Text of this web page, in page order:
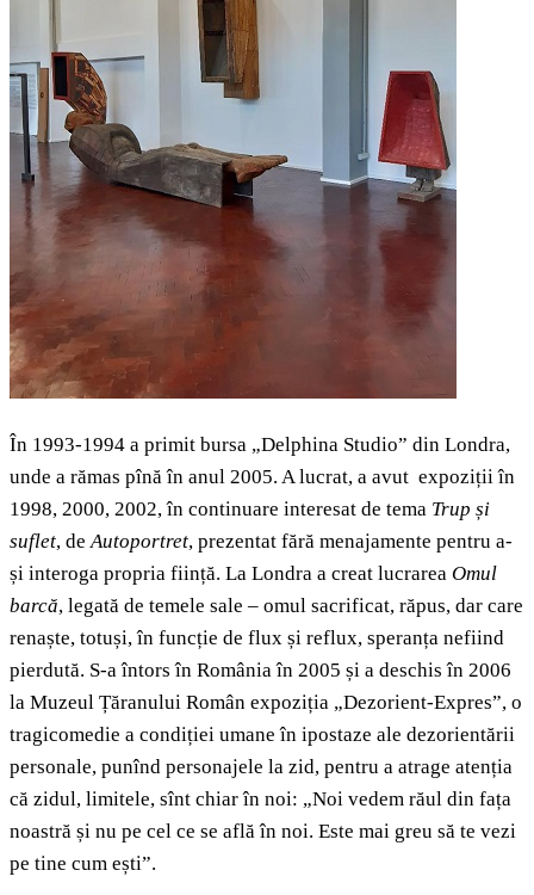
În 1993-1994 a primit bursa „Delphina Studio” din Londra,
unde a rămas pînă în anul 2005. A lucrat, a avut expoziții în
1998, 2000, 2002, în continuare interesat de tema Trup și
suflet, deAutoportret, prezentat fără menajamente pentru a-
și interoga propria ființă. La Londra a creat lucrarea Omul
barcă, legată de temele sale – omul sacrificat, răpus, dar care
renaște, totuși, în funcție de flux și reflux, speranța nefiind
pierdută. S-a întors în România în 2005 și a deschis în 2006
la Muzeul Țăranului Român expoziția „Dezorient-Expres”, o
tragicomedie a condiției umane în ipostaze ale dezorientării
personale, punînd personajele la zid, pentru a atrage atenția
că zidul, limitele, sînt chiar în noi: „Noi vedem răul din fața
noastră și nu pe cel ce se află în noi. Este mai greu să te vezi
pe tine cum ești”.